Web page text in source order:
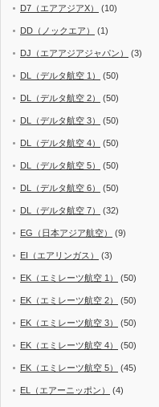
D7（エアアジアX） (10)
DD（ノックエア） (1)
DJ（エアアジアジャパン） (3)
DL（デルタ航空 1） (50)
DL（デルタ航空 2） (50)
DL（デルタ航空 3） (50)
DL（デルタ航空 4） (50)
DL（デルタ航空 5） (50)
DL（デルタ航空 6） (50)
DL（デルタ航空 7） (32)
EG（日本アジア航空） (9)
EI（エアリンガス） (3)
EK（エミレーツ航空 1） (50)
EK（エミレーツ航空 2） (50)
EK（エミレーツ航空 3） (50)
EK（エミレーツ航空 4） (50)
EK（エミレーツ航空 5） (45)
EL（エアーニッポン） (4)